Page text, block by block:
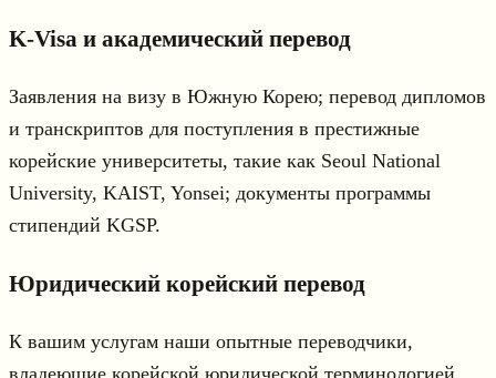
K-Visa и академический перевод
Заявления на визу в Южную Корею; перевод дипломов
и транскриптов для поступления в престижные
корейские университеты, такие как Seoul National
University, KAIST, Yonsei; документы программы
стипендий KGSP.
Юридический корейский перевод
К вашим услугам наши опытные переводчики,